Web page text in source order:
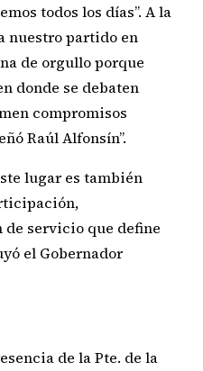
todos los días”. A la
nuestro partido en
de orgullo porque
donde se debaten
compromisos
Raúl Alfonsín”.
lugar es también
servicio que define
el Gobernador
de la Pte. de la